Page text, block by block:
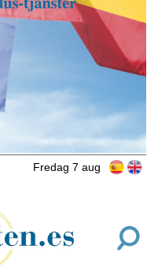
Fredag 7 aug